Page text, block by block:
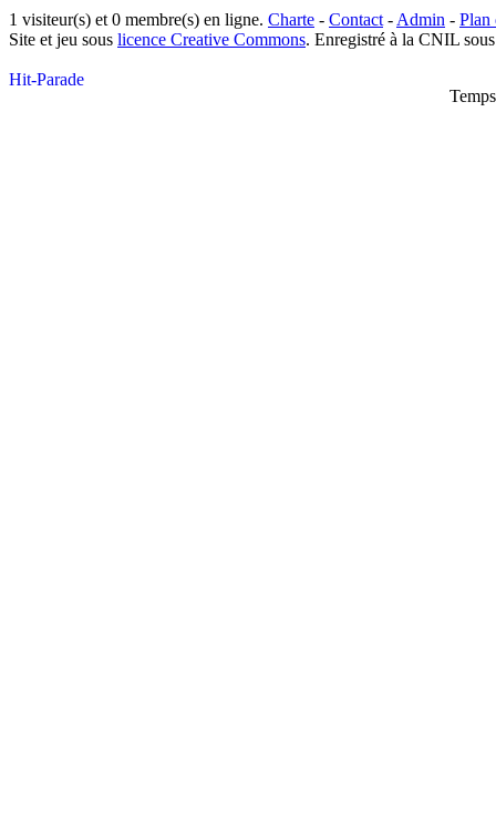
1 visiteur(s) et 0 membre(s) en ligne. Charte - Contact - Admin - Plan
Site et jeu sous licence Creative Commons. Enregistré à la CNIL